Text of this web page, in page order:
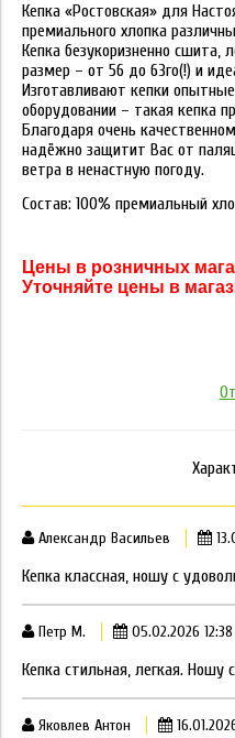
Кепка «Ростовская» для
премиального хлопка
Кепка безукоризненно сшита,
размер – от 56 до 63го(!) и
Изготавливают кепки
оборудовании – такая кепка
Благодаря очень
надёжно защитит Вас от
ветра в ненастную погоду.
Состав: 100% премиальный
Цены в розничных
Уточняйте цены в
Александр Васильев
Кепка классная, ношу с
Петр М. 05.02.2026 12:38
Кепка стильная, легкая. Ношу
Яковлев Антон